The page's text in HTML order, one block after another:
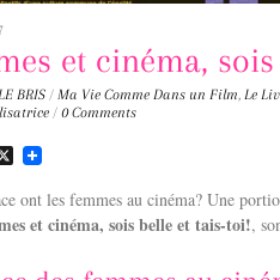
et cinéma,
BRIS / Ma Vie Comme Dans un Film, Le
/ 0 Comments
X
ont les femmes au cinéma? Une
et cinéma, sois belle et tais-toi!,